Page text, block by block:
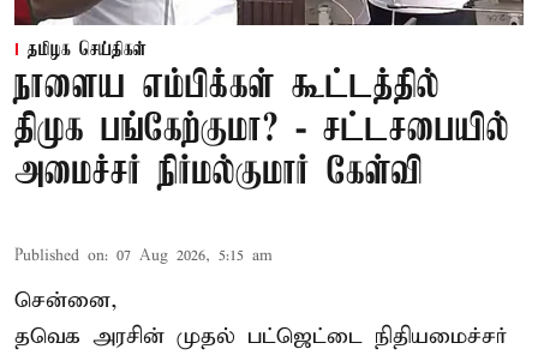
தமிழக செய்திகள்
நாளைய எம்பிக்கள் கூட்டத்தில்
திமுக பங்கேற்குமா? - சட்டசபையில்
அமைச்சர் நிர்மல்குமார் கேள்வி
Published on: 07 Aug 2026, 5:15 am
சென்னை,
தவெக அரசின் முதல் பட்ஜெட்டை நிதியமைச்சர்